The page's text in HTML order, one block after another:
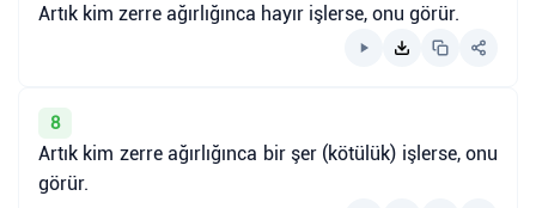
Artık kim zerre ağırlığınca hayır işlerse, onu görür.
8
Artık kim zerre ağırlığınca bir şer (kötülük) işlerse, onu
görür.